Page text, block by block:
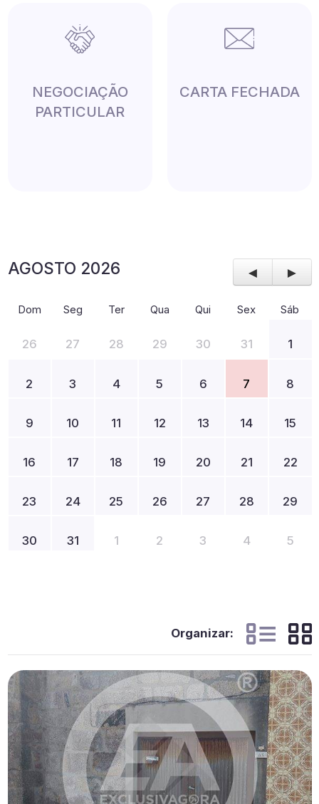
NEGOCIAÇÃO
PARTICULAR
CARTA FECHADA
AGOSTO 2026 ◄ ►
Dom Seg Ter Qua Qui Sex Sáb
26 27 28 29 30 31 1
2 3 4 5 6 7 8
9 10 11 12 13 14 15
16 17 18 19 20 21 22
23 24 25 26 27 28 29
30 31 1 2 3 4 5
Organizar: